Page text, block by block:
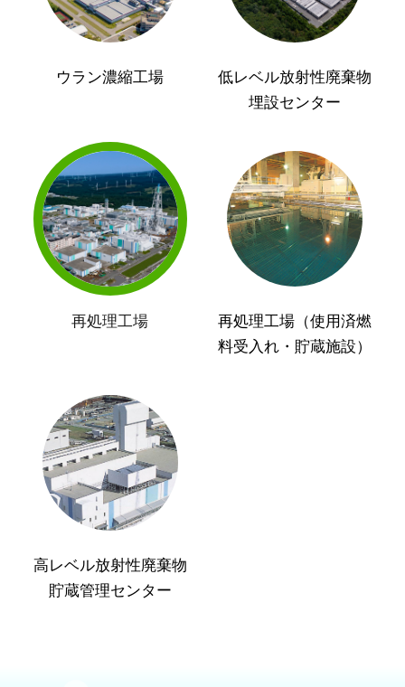
ウラン濃縮工場
低レベル放射性廃棄物
埋設センター
再処理工場
再処理工場（使用済燃
料受入れ・貯蔵施設）
高レベル放射性廃棄物
貯蔵管理センター